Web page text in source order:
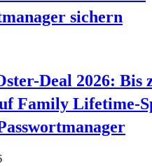
sichern
Deal 2026: Bis
Family Lifetime-